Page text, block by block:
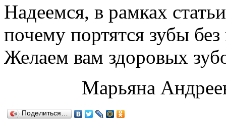
Надеемся, в рамках
почему портятся зубы
Желаем вам здоровых
Марьяна
Поделиться…